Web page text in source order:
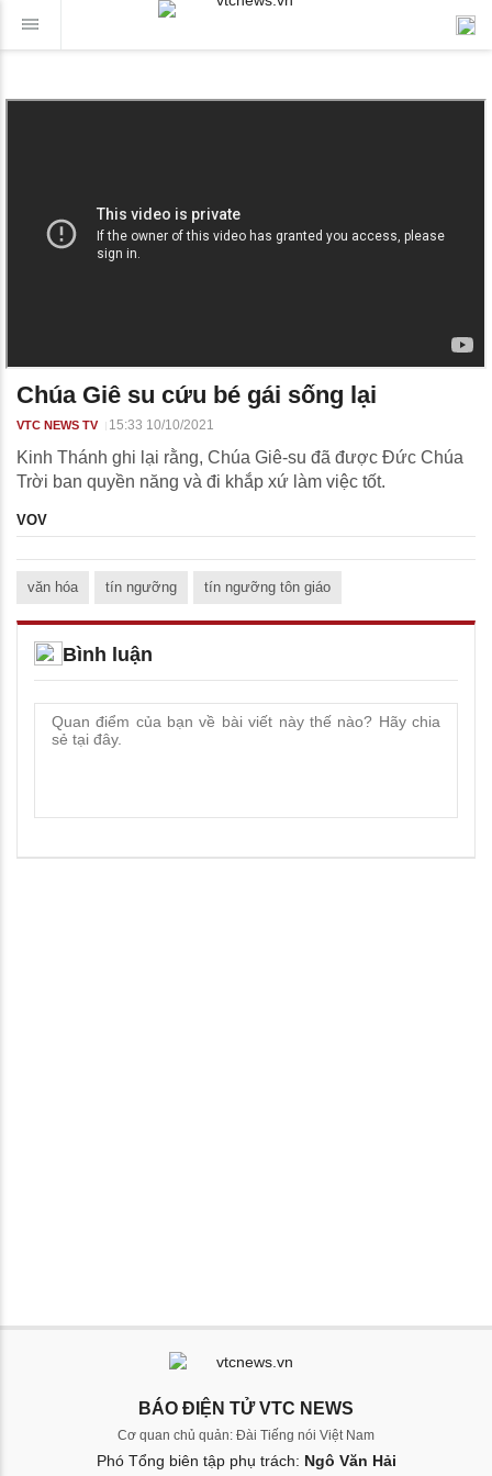
Chúa Giê su cứu bé gái sống lại
VTC NEWS TV 15:33 10/10/2021
Kinh Thánh ghi lại rằng, Chúa Giê-su đã được Đức Chúa
Trời ban quyền năng và đi khắp xứ làm việc tốt.
VOV
văn hóa tín ngưỡng tín ngưỡng tôn giáo
Bình luận
BÁO ĐIỆN TỬ VTC NEWS
Cơ quan chủ quản: Đài Tiếng nói Việt Nam
Phó Tổng biên tập phụ trách: Ngô Văn Hải